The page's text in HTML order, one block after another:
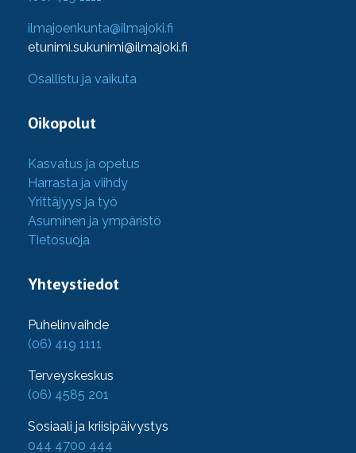
ilmajoenkunta@ilmajoki.fi
etunimi.sukunimi@ilmajoki.fi
Osallistu ja vaikuta
Oikopolut
Kasvatus ja opetus
Harrasta ja viihdy
Yrittäjyys ja työ
Asuminen ja ympäristö
Tietosuoja
Yhteystiedot
Puhelinvaihde
(06) 419 1111
Terveyskeskus
(06) 4585 201
Sosiaali ja kriisipäivystys
044 4700 444